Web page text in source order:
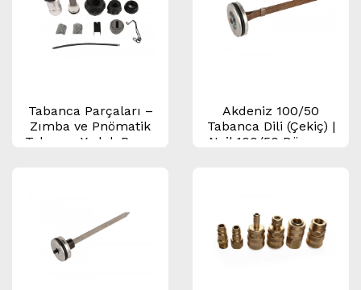
Tabanca Parçaları –
Zımba ve Pnömatik
Tabanca Yedek Parça
Akdeniz 100/50
Tabanca Dili (Çekiç) |
Nail 100/50 Döşeme